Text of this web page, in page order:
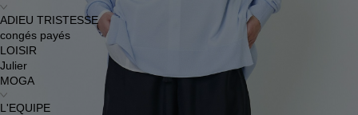
ADIEU TRISTESSE
congés payés
LOISIR
Julier
MOGA
L'EQUIPE